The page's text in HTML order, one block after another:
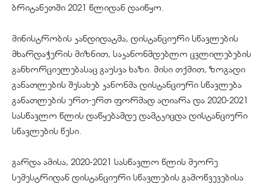
ბრიტანეთში 2021 წლიდან დაიწყო.
მინისტრობის კანდიდატმა, დისტანციური სწავლების
მხარდაჭერის მიზნით, საკანონმდებლო ცვლილებების
განხორციელებასაც გაუსვა ხაზი. მისი თქმით, ზოგადი
განათლების შესახებ კანონმა დისტანციური სწავლება
განათლების ერთ-ერთ ფორმად აღიარა და 2020-2021
სასწავლო წლის დაწყებამდე დამტკიცდა დისტანციური
სწავლების წესი.
გარდა ამისა, 2020-2021 სასწავლო წლის მეორე
სემესტრიდან დისტანციური სწავლების გამოწვევებისა